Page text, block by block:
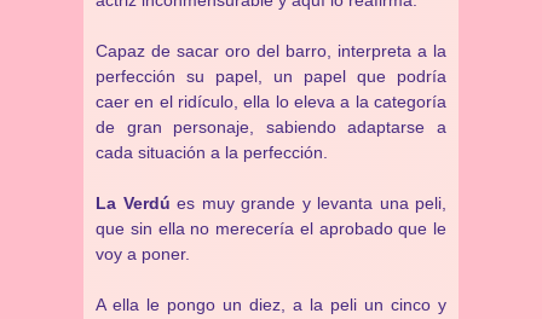
Capaz de sacar oro del barro, interpreta a la
perfección su papel, un papel que podría
caer en el ridículo, ella lo eleva a la categoría
de gran personaje, sabiendo adaptarse a
cada situación a la perfección.
La Verdú es muy grande y levanta una peli,
que sin ella no merecería el aprobado que le
voy a poner.
A ella le pongo un diez, a la peli un cinco y